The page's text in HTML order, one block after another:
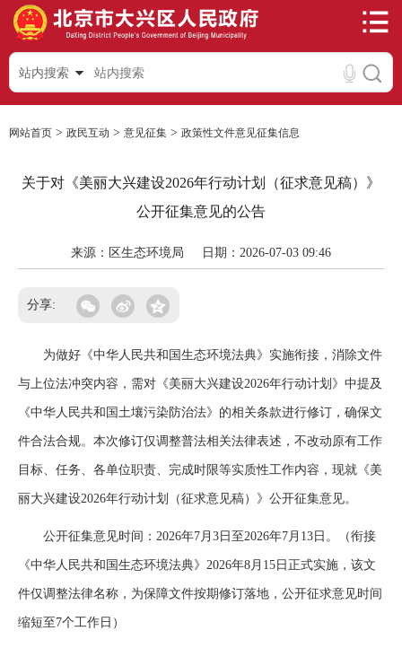
站内搜索
网站首页 > 政民互动 > 意见征集 > 政策性文件意见征集信息
关于对《美丽大兴建设2026年行动计划（征求意见稿）》
公开征集意见的公告
来源：区生态环境局 日期：2026-07-03 09:46
分享:
为做好《中华人民共和国生态环境法典》实施衔接，消除文件
与上位法冲突内容，需对《美丽大兴建设2026年行动计划》中提及
《中华人民共和国土壤污染防治法》的相关条款进行修订，确保文
件合法合规。本次修订仅调整普法相关法律表述，不改动原有工作
目标、任务、各单位职责、完成时限等实质性工作内容，现就《美
丽大兴建设2026年行动计划（征求意见稿）》公开征集意见。
公开征集意见时间：2026年7月3日至2026年7月13日。（衔接
《中华人民共和国生态环境法典》2026年8月15日正式实施，该文
件仅调整法律名称，为保障文件按期修订落地，公开征求意见时间
缩短至7个工作日）